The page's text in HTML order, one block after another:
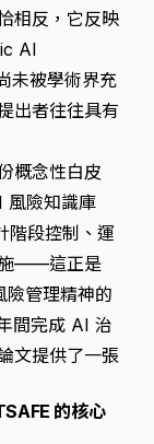
相反，它反映
AI
未被學術界充
出者往往具有
概念性白皮
風險知識庫
階段控制、運
施——這正是
管理精神的
間完成 AI 治
文提供了一張
的核心